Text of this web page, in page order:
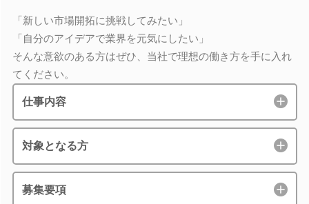
「新しい市場開拓に挑戦してみたい」
「自分のアイデアで業界を元気にしたい」
そんな意欲のある方はぜひ、当社で理想の働き方を手に入れ
てください。
仕事内容
対象となる方
募集要項